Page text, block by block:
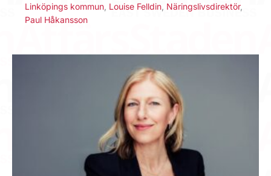
Linköpings kommun Louise Felldin Näringslivsdirektör,
Paul Håkansson